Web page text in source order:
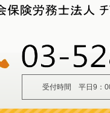
受付時間 平日9：